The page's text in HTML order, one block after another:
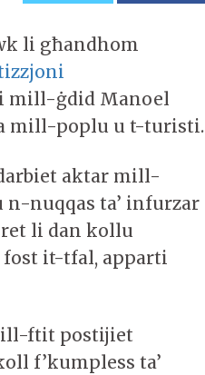
li għandhom
mill-ġdid Manoel
mill-poplu u t-turisti.
aktar mill-
nuqqas ta’ infurzar
li dan kollu
fost it-tfal, apparti
ftit postijiet
f’kumpless ta’